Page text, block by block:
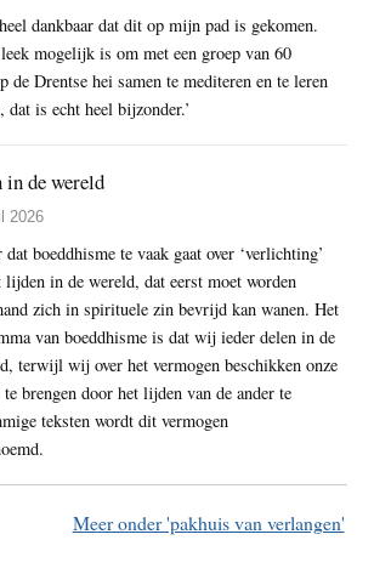
dankbaar dat dit op mijn pad is gekomen.
mogelijk is om met een groep van 60
de Drentse hei samen te mediteren en te leren
dat is echt heel bijzonder.’
de wereld
2026
boeddhisme te vaak gaat over ‘verlichting’
lijden in de wereld, dat eerst moet worden
zich in spirituele zin bevrijd kan wanen. Het
van boeddhisme is dat wij ieder delen in de
terwijl wij over het vermogen beschikken onze
brengen door het lijden van de ander te
teksten wordt dit vermogen
Meer onder 'pakhuis van verlangen'